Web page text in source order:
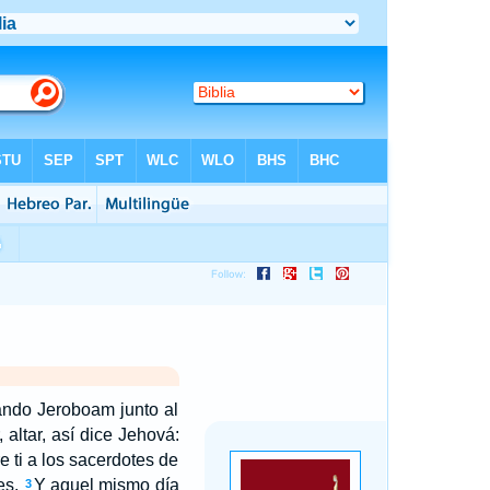
Jeroboam junto al
altar, así dice Jehová:
ti a los sacerdotes de
3Y aquel mismo día